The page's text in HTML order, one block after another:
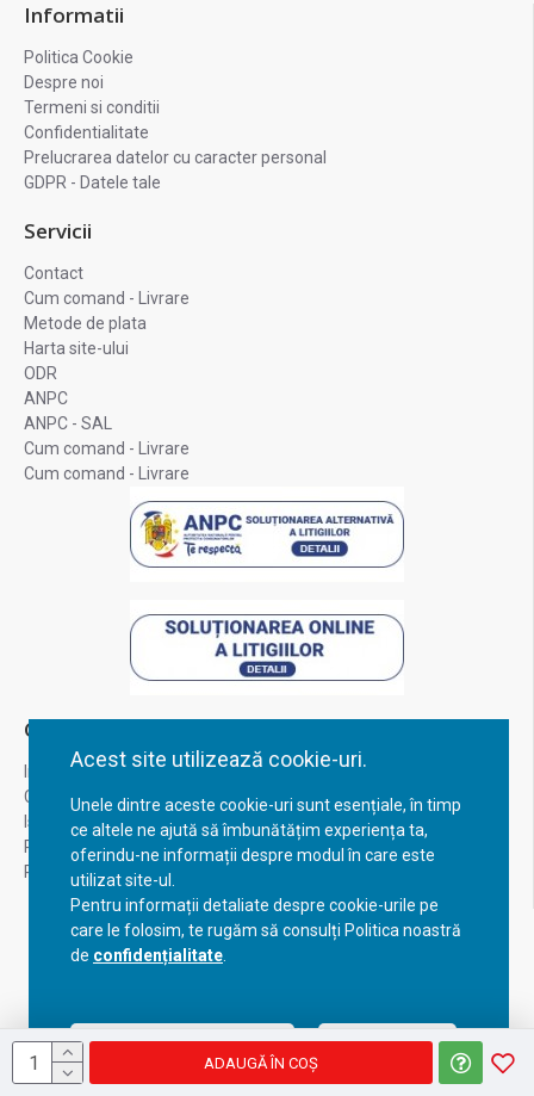
Acest site utilizează cookie-uri.
Unele dintre aceste cookie-uri sunt esențiale, în timp
ce altele ne ajută să îmbunătățim experiența ta,
oferindu-ne informații despre modul în care este
utilizat site-ul.
Pentru informații detaliate despre cookie-urile pe
care le folosim, te rugăm să consulți Politica noastră
de confidențialitate
Acceptă setările curente Configurează
ADAUGĂ ÎN COŞ
Informatii
Politica Cookie
Despre noi
Termeni si conditii
Confidentialitate
Prelucrarea datelor cu caracter personal
GDPR - Datele tale
Servicii
Contact
Cum comand - Livrare
Metode de plata
Harta site-ului
ODR
ANPC
ANPC - SAL
Cum comand - Livrare
Cum comand - Livrare
Contul Meu
Inregistrare
Contul meu
Istoric comenzi
Recuperare parola
Returnare produs
Copyright © 2023, BravoShop, toate drepturile rezervate!